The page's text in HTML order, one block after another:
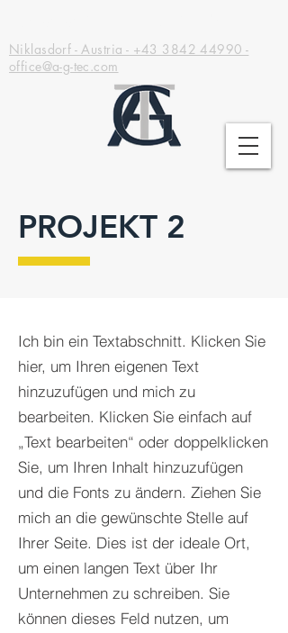
Niklasdorf - Austria - +43 3842 44990 -
office@a-g-tec.com
PROJEKT 2
Ich bin ein Textabschnitt. Klicken Sie
hier, um Ihren eigenen Text
hinzuzufügen und mich zu
bearbeiten. Klicken Sie einfach auf
„Text bearbeiten“ oder doppelklicken
Sie, um Ihren Inhalt hinzuzufügen
und die Fonts zu ändern. Ziehen Sie
mich an die gewünschte Stelle auf
Ihrer Seite. Dies ist der ideale Ort,
um einen langen Text über Ihr
Unternehmen zu schreiben. Sie
können dieses Feld nutzen, um